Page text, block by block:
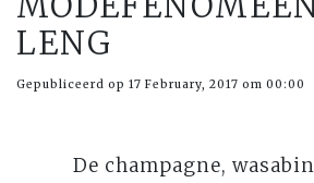
LENG
Gepubliceerd op 17 February, 2017 om 00:00
De champagne,